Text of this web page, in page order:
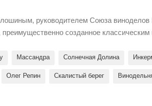
руководителем Союза
созданное
Массандра Солнечная Долина
Олег Репин Скалистый берег